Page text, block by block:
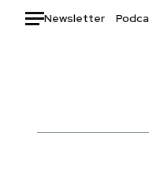
Newsletter
Italia